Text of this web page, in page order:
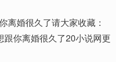
离婚很久了请大家收藏：
你离婚很久了20小说网更